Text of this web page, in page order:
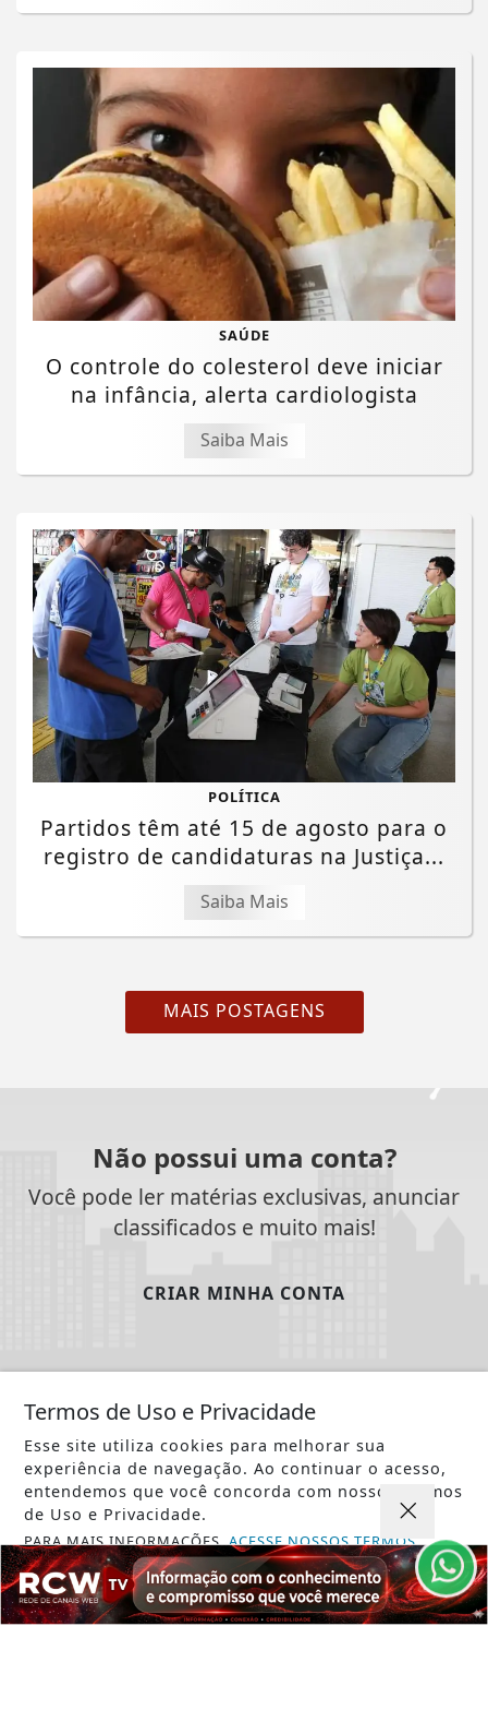
SAÚDE
O controle do colesterol deve iniciar
na infância, alerta cardiologista
Saiba Mais
POLÍTICA
Partidos têm até 15 de agosto para o
registro de candidaturas na Justiça...
Saiba Mais
MAIS POSTAGENS
Não possui uma conta?
Você pode ler matérias exclusivas, anunciar
classificados e muito mais!
CRIAR MINHA CONTA
INÍCIO | SOBRE | PAINEL DO LEITOR |
Termos de Uso e Privacidade
Esse site utiliza cookies para melhorar sua
experiência de navegação. Ao continuar o acesso,
entendemos que você concorda com nossos Termos
de Uso e Privacidade.
PARA MAIS INFORMAÇÕES,ACESSE NOSSOS TERMOS
CLICANDO AQUI
PROSSEGUIR